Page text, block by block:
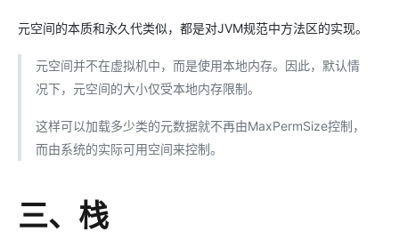
元空间的本质和永久代类似，都是对JVM规范中方法区的实现。
元空间并不在虚拟机中，而是使用本地内存。因此，默认情
况下，元空间的大小仅受本地内存限制。
这样可以加载多少类的元数据就不再由MaxPermSize控制，
而由系统的实际可用空间来控制。
三、栈